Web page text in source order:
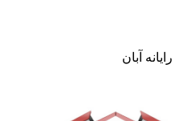
رایانه آبان